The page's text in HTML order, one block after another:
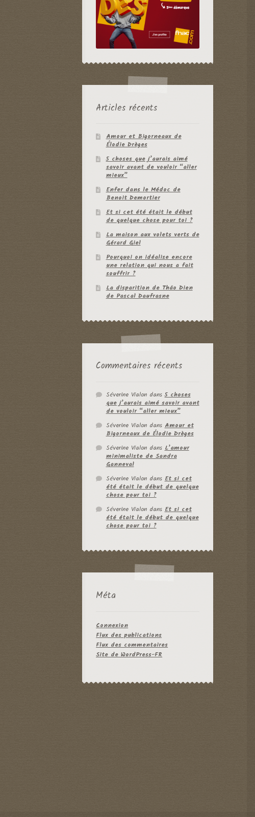
Articles récents
Amour et Bigorneaux de
Élodie Drèges
5 choses que j’aurais aimé
savoir avant de vouloir “aller
mieux”
Enfer dans le Médoc de
Benoit Demortier
Et si cet été était le début
de quelque chose pour toi ?
La maison aux volets verts de
Gérard Giel
Pourquoi on idéalise encore
une relation qui nous a fait
souffrir ?
La disparition de Thâo Dien
de Pascal Daufrasne
Commentaires récents
Séverine Vialondans5 choses
que j’aurais aimé savoir avant
de vouloir “aller mieux”
Séverine VialondansAmour et
Bigorneaux de Élodie Drèges
Séverine VialondansL’amour
minimaliste de Sandra
Ganneval
Séverine VialondansEt si cet
été était le début de quelque
chose pour toi ?
Séverine VialondansEt si cet
été était le début de quelque
chose pour toi ?
Méta
Connexion
Flux des publications
Flux des commentaires
Site de WordPress-FR